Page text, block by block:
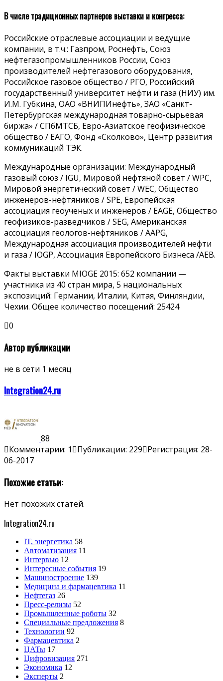
В числе традиционных партнеров выставки и конгресса:
Российские отраслевые ассоциации и ведущие
компании, в т.ч.: Газпром, Роснефть, Союз
нефтегазопромышленников России, Союз
производителей нефтегазового оборудования,
Российское газовое общество / РГО, Российский
государственный университет нефти и газа (НИУ) им.
И.М. Губкина, ОАО «ВНИПИнефть», ЗАО «Санкт-
Петербургская международная товарно-сырьевая
биржа» / СПбМТСБ, Евро-Азиатское геофизическое
общество / ЕАГО, Фонд «Сколково», Центр развития
коммуникаций ТЭК.
Международные организации: Международный
газовый союз / IGU, Мировой нефтяной совет / WPC,
Мировой энергетический совет / WEC, Общество
инженеров-нефтяников / SPE, Европейская
ассоциация геоученых и инженеров / EAGE, Общество
геофизиков-разведчиков / SEG, Американская
ассоциация геологов-нефтяников / AAPG,
Международная ассоциация производителей нефти
и газа / IOGP, Ассоциация Европейского Бизнеса /AEB.
Факты выставки MIOGE 2015: 652 компании —
участника из 40 стран мира, 5 национальных
экспозиций: Германии, Италии, Китая, Финляндии,
Чехии. Общее количество посещений: 25424
0
Автор публикации
не в сети 1 месяц
Integration24.ru
88
Комментарии: 1
Публикации: 229 Регистрация: 28-
06-2017
Похожие статьи:
Нет похожих статей.
Integration24.ru
IT, энергетика 58
Автоматизация 11
Интервью 12
Интересные события 19
Машиностроение 139
Медицина и фармацевтика 11
Нефтегаз 26
Пресс-релизы 52
Промышленные роботы 32
Специальные предложения 8
Технологии 92
Фармацевтика 2
ЦАТы 17
Цифровизация 271
Экономика 12
Эксперты 2